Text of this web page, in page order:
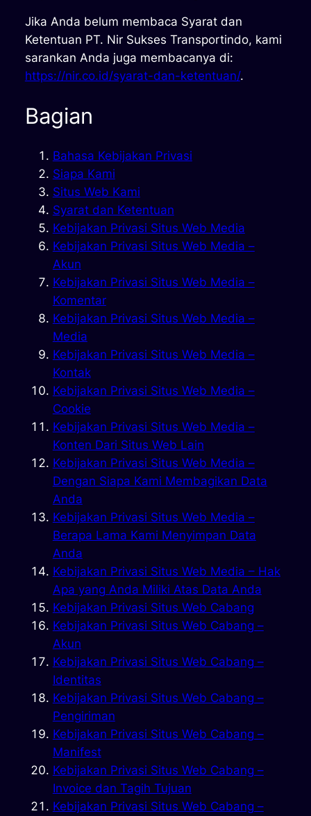
Jika Anda belum membaca Syarat dan
Ketentuan PT. Nir Sukses Transportindo, kami
sarankan Anda juga membacanya di:
https://nir.co.id/syarat-dan-ketentuan/.
Bagian
Bahasa Kebijakan Privasi
Siapa Kami
Situs Web Kami
Syarat dan Ketentuan
Kebijakan Privasi Situs Web Media
Kebijakan Privasi Situs Web Media –
Akun
Kebijakan Privasi Situs Web Media –
Komentar
Kebijakan Privasi Situs Web Media –
Media
Kebijakan Privasi Situs Web Media –
Kontak
Kebijakan Privasi Situs Web Media –
Cookie
Kebijakan Privasi Situs Web Media –
Konten Dari Situs Web Lain
Kebijakan Privasi Situs Web Media –
Dengan Siapa Kami Membagikan Data
Anda
Kebijakan Privasi Situs Web Media –
Berapa Lama Kami Menyimpan Data
Anda
Kebijakan Privasi Situs Web Media – Hak
Apa yang Anda Miliki Atas Data Anda
Kebijakan Privasi Situs Web Cabang
Kebijakan Privasi Situs Web Cabang –
Akun
Kebijakan Privasi Situs Web Cabang –
Identitas
Kebijakan Privasi Situs Web Cabang –
Pengiriman
Kebijakan Privasi Situs Web Cabang –
Manifest
Kebijakan Privasi Situs Web Cabang –
Invoice dan Tagih Tujuan
Kebijakan Privasi Situs Web Cabang –